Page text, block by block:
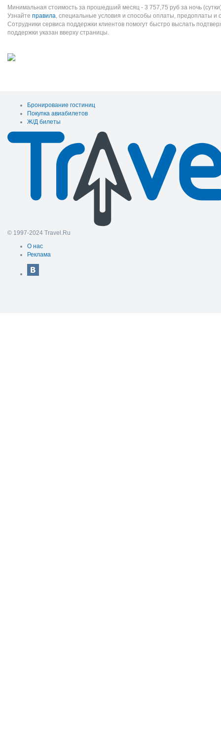
Минимальная стоимость за прошедший месяц - 3 757,75 руб за ночь
Узнайте правила, специальные условия и способы оплаты, предоплаты и
Сотрудники сервиса поддержки клиентов помогут быстро выслать
поддержки указан вверху страницы.
Бронирование гостиниц
Покупка авиабилетов
Ж/Д билеты
© 1997-2024 Travel.Ru
О нас
Реклама